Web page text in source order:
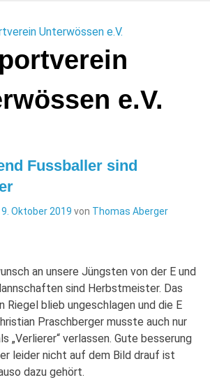
e.V.
Fussballer sind
Oktober 2019 von Thomas Aberger
an unsere Jüngsten von der E und
sind Herbstmeister. Das
Riegel blieb ungeschlagen und die E
Praschberger musste auch nur
„Verlierer“ verlassen. Gute besserung
leider nicht auf dem Bild drauf ist
dazu gehört.